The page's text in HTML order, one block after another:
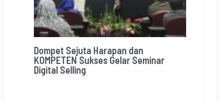
Dompet Sejuta Harapan dan
KOMPETEN Sukses Gelar Seminar
Digital Selling